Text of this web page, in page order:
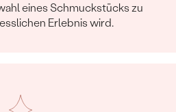
eines Schmuckstücks zu
Erlebnis wird.